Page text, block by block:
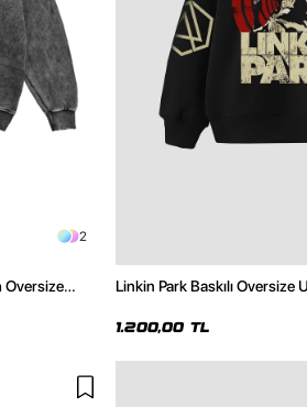
2
Oversize
Linkin Park Baskılı Oversize
1.200,00 TL